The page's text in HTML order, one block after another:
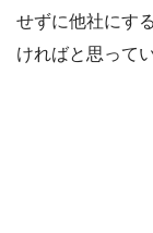
せずに他社にす
ければと思って